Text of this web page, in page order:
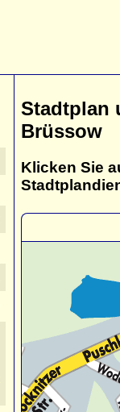
Stadtplan
Brüssow
Klicken Sie